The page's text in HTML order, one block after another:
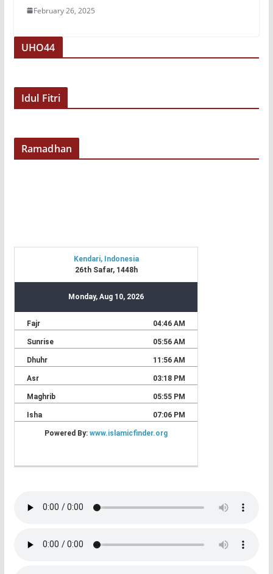
February 26, 2025
UHO44
Idul Fitri
Ramadhan